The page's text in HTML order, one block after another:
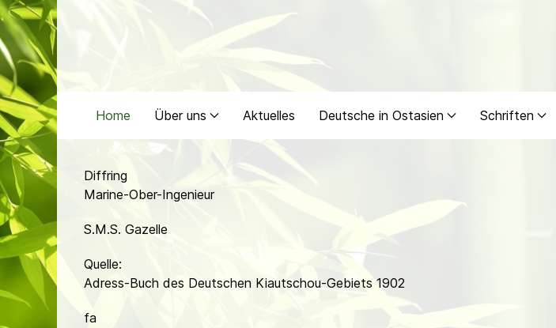
Home Über uns Aktuelles Deutsche in Ostasien Schriften
Diffring
Marine-Ober-Ingenieur
S.M.S. Gazelle
Quelle:
Adress-Buch des Deutschen Kiautschou-Gebiets 1902
fa